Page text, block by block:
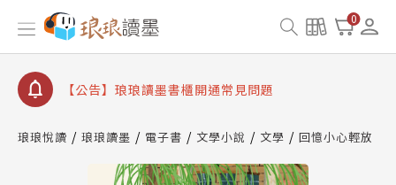
0
【公告】琅琅讀墨數位閱讀資產合併與書櫃開通申請
【公告】琅琅讀墨書櫃開通常見問題
【公告】琅琅讀墨 3 分鐘完成書櫃開通與資產合併申
請圖文教學
查詢
【公告】琅琅讀墨數位閱讀資產合併與書櫃開通申請
琅琅悅讀 琅琅讀墨 電子書 文學小說 文學 回憶小心輕放